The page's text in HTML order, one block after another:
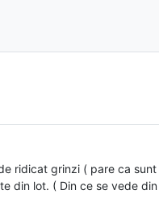
ridicat grinzi ( pare ca
din lot. ( Din ce se vede